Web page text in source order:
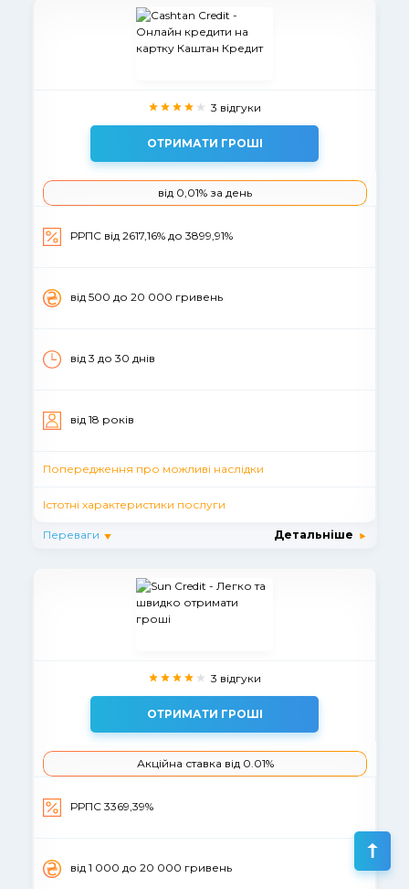
3 відгуки
ОТРИМАТИ ГРОШІ
вiд 0,01% за день
РРПС вiд 2617,16% до 3899,91%
вiд 500 до 20 000 гривень
від 3 до 30 днів
вiд 18 рокiв
Попередження про можливі наслідки
Істотні характеристики послуги
Переваги Детальніше
3 відгуки
ОТРИМАТИ ГРОШІ
Акційна ставка від 0.01%
РРПС 3369,39%
вiд 1 000 до 20 000 гривень